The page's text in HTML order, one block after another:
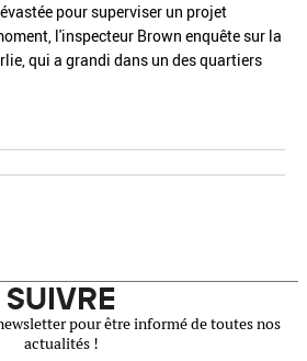
pour superviser un projet
l'inspecteur Brown enquête sur la
qui a grandi dans un des quartiers
SUIVRE
pour être informé de toutes nos
actualités !